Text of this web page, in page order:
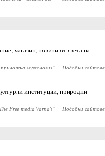
магазин, новини от света на
музеология" Подобни сайтове
институции, природни
The Free media Varna's" Подобни сайтове